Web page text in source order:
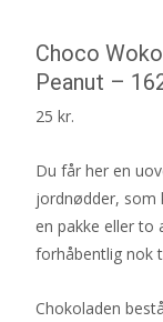
Choco
Peanut –
25 kr.
Du får her en
jordnødder, som
en pakke eller to
forhåbentlig nok
Chokoladen